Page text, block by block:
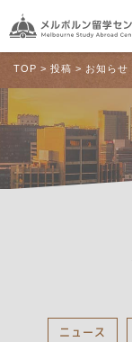
TOP > 投稿 > お知らせ
ニュース